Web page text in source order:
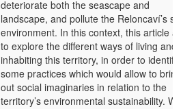
deteriorate both the seascape and
landscape, and pollute the Reloncaví’s
environment. In this context, this article
to explore the different ways of living and
inhabiting this territory, in order to identify
some practices which would allow to bring
out social imaginaries in relation to the
territory’s environmental sustainability.